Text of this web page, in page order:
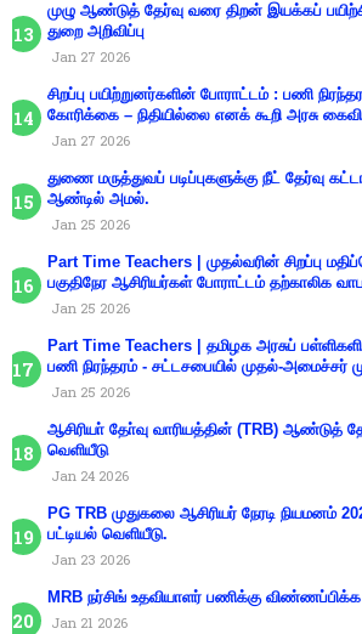
முழு ஆண்டுத் தேர்வு வரை திறன் இயக்கப்
துறை அறிவிப்பு
Jan 27 2026
சிறப்பு பயிற்றுனர்களின் போராட்டம் : பணி
கோரிக்கை – நிதியில்லை எனக் கூறி அரசு
Jan 27 2026
துணை மருத்துவப் படிப்புகளுக்கு நீட் தேர்வு
ஆண்டில் அமல்.
Jan 25 2026
Part Time Teachers | முதல்வரின் சிறப்பு
பகுதிநேர ஆசிரியர்கள் போராட்டம் தற்காலிக
Jan 25 2026
Part Time Teachers | தமிழக அரசுப்
பணி நிரந்தரம் - சட்டசபையில் முதல்-அமைச்சர்
Jan 25 2026
ஆசிரியா் தோ்வு வாரியத்தின் (TRB)
வெளியீடு
Jan 24 2026
PG TRB முதுகலை ஆசிரியர் நேரடி நியமனம்
பட்டியல் வெளியீடு.
Jan 23 2026
MRB நர்சிங் உதவியாளர் பணிக்கு
Jan 21 2026